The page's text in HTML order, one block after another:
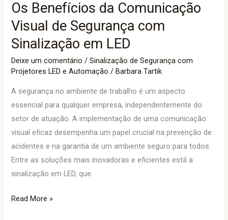
Os Benefícios da Comunicação
Visual de Segurança com
Sinalização em LED
Deixe um comentário /Sinalização de Segurança com
Projetores LED e Automação / Barbara Tartik
A segurança no ambiente de trabalho é um aspecto
essencial para qualquer empresa, independentemente do
setor de atuação. A implementação de uma comunicação
visual eficaz desempenha um papel crucial na prevenção de
acidentes e na garantia de um ambiente seguro para todos.
Entre as soluções mais inovadoras e eficientes está a
sinalização em LED, que
em
Read More »